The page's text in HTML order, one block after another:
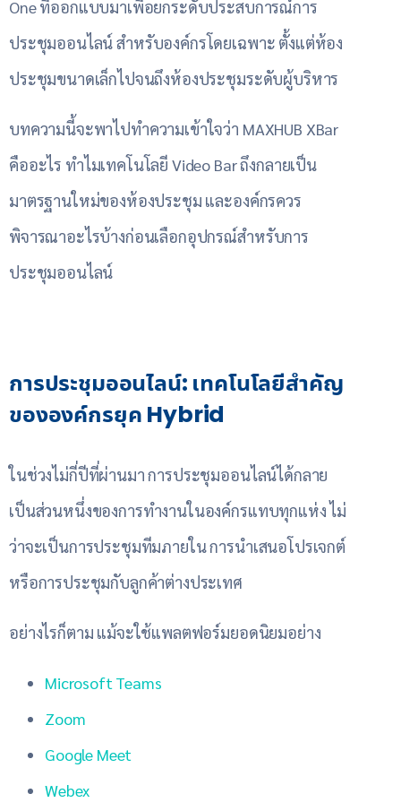
One ที่ออกแบบมาเพื่อยกระดับประสบการณ์การ
ประชุมออนไลน์ สำหรับองค์กรโดยเฉพาะ ตั้งแต่ห้อง
ประชุมขนาดเล็กไปจนถึงห้องประชุมระดับผู้บริหาร
บทความนี้จะพาไปทำความเข้าใจว่า MAXHUB XBar
คืออะไร ทำไมเทคโนโลยี Video Bar ถึงกลายเป็น
มาตรฐานใหม่ของห้องประชุม และองค์กรควร
พิจารณาอะไรบ้างก่อนเลือกอุปกรณ์สำหรับการ
ประชุมออนไลน์
การประชุมออนไลน์: เทคโนโลยีสำคัญ
ขององค์กรยุค Hybrid
ในช่วงไม่กี่ปีที่ผ่านมา การประชุมออนไลน์ได้กลาย
เป็นส่วนหนึ่งของการทำงานในองค์กรแทบทุกแห่ง ไม่
ว่าจะเป็นการประชุมทีมภายใน การนำเสนอโปรเจกต์
หรือการประชุมกับลูกค้าต่างประเทศ
อย่างไรก็ตาม แม้จะใช้แพลตฟอร์มยอดนิยมอย่าง
Microsoft Teams
Zoom
Google Meet
Webex